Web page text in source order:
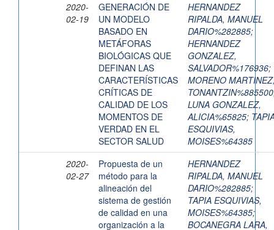
2020-
02-19
GENERACIÓN DE
UN MODELO
BASADO EN
METÁFORAS
BIOLÓGICAS QUE
DEFINAN LAS
CARACTERÍSTICAS
CRÍTICAS DE
CALIDAD DE LOS
MOMENTOS DE
VERDAD EN EL
SECTOR SALUD
HERNANDEZ
RIPALDA, MANUEL
DARIO%282885;
HERNANDEZ
GONZALEZ,
SALVADOR%176936;
MORENO
TONANTZIN%885500
LUNA GONZALEZ,
ALICIA%65825;
ESQUIVIAS,
MOISES%64385
2020-
02-27
Propuesta de un
método para la
alineación del
sistema de gestión
de calidad en una
organización a la
HERNANDEZ
RIPALDA, MANUEL
DARIO%282885;
TAPIA ESQUIVIAS,
MOISES%64385;
BOCANEGRA LARA,